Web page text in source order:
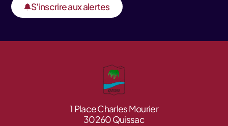
S'inscrire aux alertes
1 Place Charles Mourier
30260 Quissac